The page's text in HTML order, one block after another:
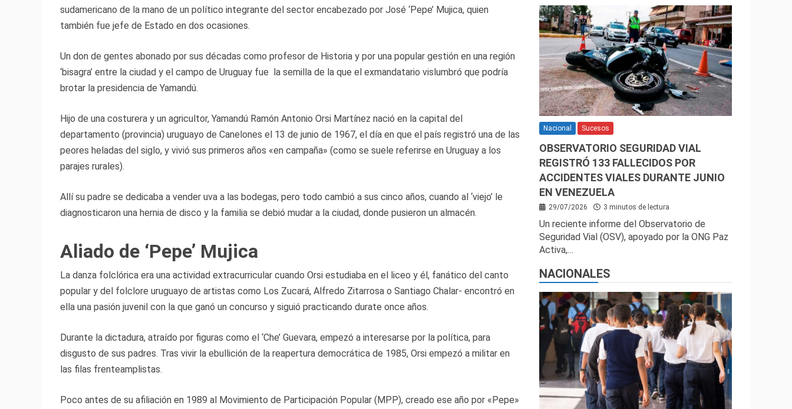
sudamericano de la mano de un político integrante del sector encabezado por José ‘Pepe’ Mujica, quien
también fue jefe de Estado en dos ocasiones.
Un don de gentes abonado por sus décadas como profesor de Historia y por una popular gestión en una región
‘bisagra’ entre la ciudad y el campo de Uruguay fue la semilla de la que el exmandatario vislumbró que podría
brotar la presidencia de Yamandú.
Hijo de una costurera y un agricultor, Yamandú Ramón Antonio Orsi Martínez nació en la capital del
departamento (provincia) uruguayo de Canelones el 13 de junio de 1967, el día en que el país registró una de las
peores heladas del siglo, y vivió sus primeros años «en campaña» (como se suele referirse en Uruguay a los
parajes rurales).
Allí su padre se dedicaba a vender uva a las bodegas, pero todo cambió a sus cinco años, cuando al ‘viejo’ le
diagnosticaron una hernia de disco y la familia se debió mudar a la ciudad, donde pusieron un almacén.
Aliado de ‘Pepe’ Mujica
La danza folclórica era una actividad extracurricular cuando Orsi estudiaba en el liceo y él, fanático del canto
popular y del folclore uruguayo de artistas como Los Zucará, Alfredo Zitarrosa o Santiago Chalar- encontró en
ella una pasión juvenil con la que ganó un concurso y siguió practicando durate once años.
Durante la dictadura, atraído por figuras como el ‘Che’ Guevara, empezó a interesarse por la política, para
disgusto de sus padres. Tras vivir la ebullición de la reapertura democrática de 1985, Orsi empezó a militar en
las filas frenteamplistas.
Poco antes de su afiliación en 1989 al Movimiento de Participación Popular (MPP), creado ese año por «Pepe»
Nacional Sucesos
OBSERVATORIO SEGURIDAD VIAL
REGISTRÓ 133 FALLECIDOS POR
ACCIDENTES VIALES DURANTE JUNIO
EN VENEZUELA
29/07/2026 3 minutos de lectura
Un reciente informe del Observatorio de
Seguridad Vial (OSV), apoyado por la ONG Paz
Activa,…
NACIONALES